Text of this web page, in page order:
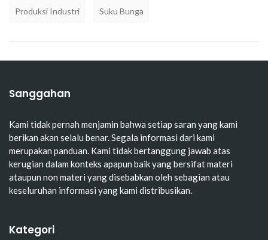
Produksi Industri Suku Bunga
Sanggahan
Kami tidak pernah menjamin bahwa setiap saran yang kami
berikan akan selalu benar. Segala informasi dari kami
merupakan panduan. Kami tidak bertanggung jawab atas
kerugian dalam konteks apapun baik yang bersifat materi
ataupun non materi yang disebabkan oleh sebagian atau
keseluruhan informasi yang kami distribusikan.
Kategori